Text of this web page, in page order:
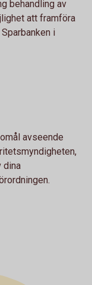
behandling av
att framföra
i
avseende
dina